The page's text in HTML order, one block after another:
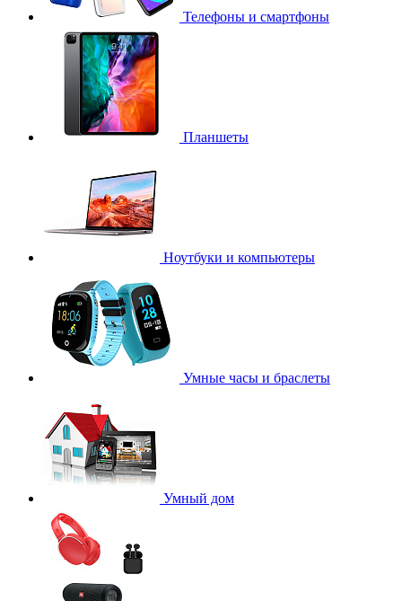
Телефоны и смартфоны
Планшеты
Ноутбуки и компьютеры
Умные часы и браслеты
Умный дом